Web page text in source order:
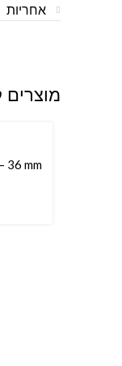
אחריות
מוצרים
הוספה